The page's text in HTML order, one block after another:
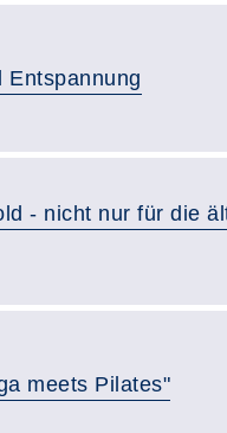
Entspannung
- nicht nur für die
meets Pilates"